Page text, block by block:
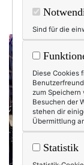
Sind für die
Diese Cookies
zum Speichern
Besuchen der
stehen dir
Übermittlung
Statistik